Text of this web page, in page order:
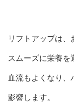
リフトアップは
スムーズに栄養を
血流もよくなり、
影響します。